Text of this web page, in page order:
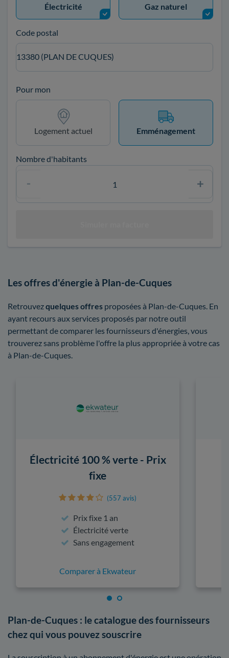
Électricité Gaz naturel
Code postal
13380 (PLAN DE CUQUES)
Pour mon
Logement actuel Emménagement
Nombre d'habitants
Les offres d'énergie à Plan-de-Cuques
Retrouvezquelques offres proposées à Plan-de-Cuques. En
ayant recours aux services proposés par notre outil
permettant de comparer les fournisseurs d'énergies, vous
trouverez sans problème l'offre la plus appropriée à votre cas
à Plan-de-Cuques.
Électricité 100 % verte - Prix
fixe
(557 avis)
Prix fixe 1 an
Électricité verte
Sans engagement
Comparer à Ekwateur
Plan-de-Cuques : le catalogue des fournisseurs
chez qui vous pouvez souscrire